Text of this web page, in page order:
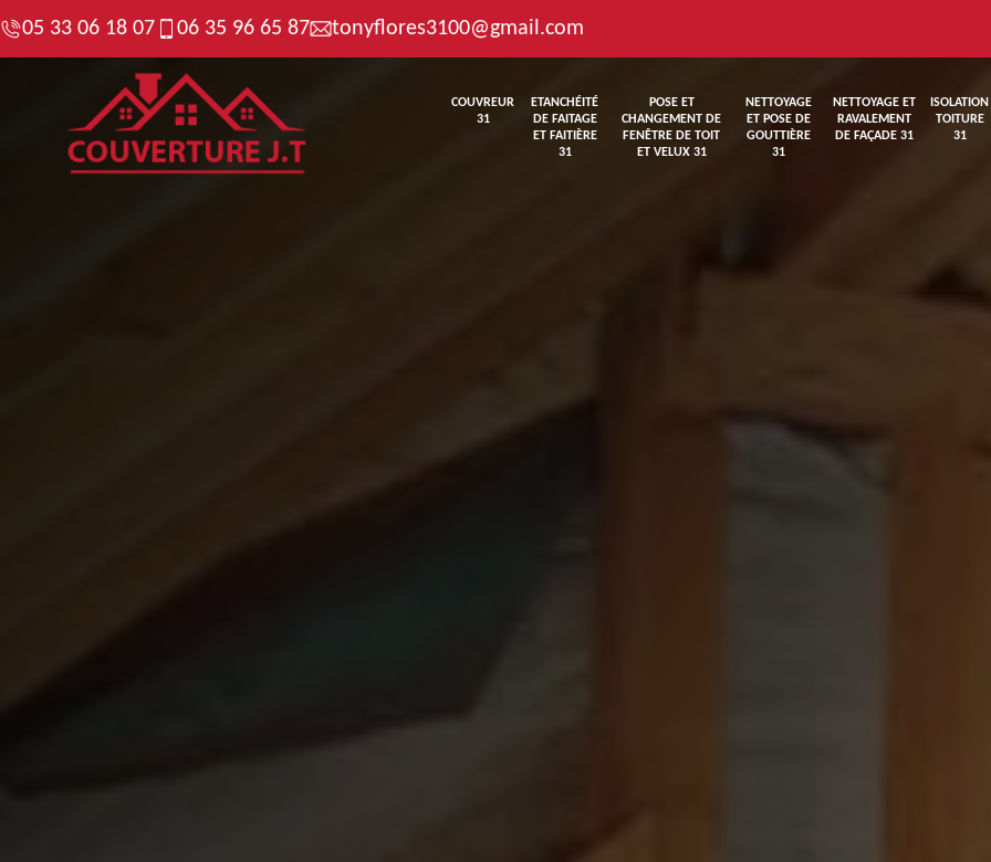
05 33 06 18 07 06 35 96 65 87 tonyflores3100@gmail.com
COUVREUR
31
ETANCHÉITÉ
DE FAITAGE
ET FAITIÈRE
31
POSE ET
CHANGEMENT DE
FENÊTRE DE TOIT
ET VELUX 31
NETTOYAGE
ET POSE DE
GOUTTIÈRE
31
NETTOYAGE ET
RAVALEMENT
DE FAÇADE 31
ISOLATION
TOITURE
31